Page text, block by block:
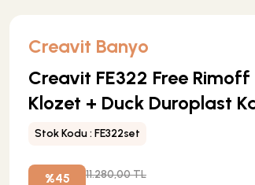
Creavit Banyo
Creavit FE322 Free
Klozet + Duck Duroplast
Stok Kodu : FE322set
%45 11.280,00 TL